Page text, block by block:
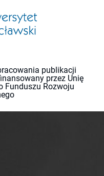
publikacji
przez Unię
Funduszu Rozwoju